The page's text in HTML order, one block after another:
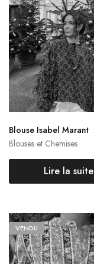
Blouses et Chemises
Blouse Isabel Marant
Lire la suite
VENDU